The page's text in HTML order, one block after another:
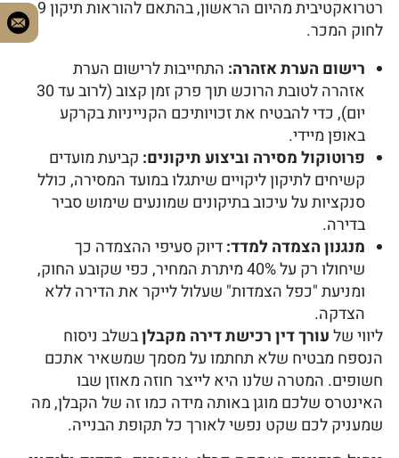
רטרואקטיבית מהיום הראשון, בהתאם להוראות תיקון 9
לחוק המכר.
רישום הערת אזהרה: התחייבות לרישום הערת
אזהרה לטובת הרוכש תוך פרק זמן קצוב (לרוב עד 30
יום), כדי להבטיח את זכויותיכם הקנייניות בקרקע
באופן מיידי.
פרוטוקול מסירה וביצוע תיקונים: קביעת מועדים
קשיחים לתיקון ליקויים שיתגלו במועד המסירה, כולל
סנקציות על עיכוב בתיקונים שמונעים שימוש סביר
בדירה.
מנגנון הצמדה למדד:דיוק סעיפי ההצמדה כך
שיחולו רק על 40% מיתרת המחיר, כפי שקובע החוק,
ומניעת "כפל הצמדות" שעלול לייקר את הדירה ללא
הצדקה.
ליווי שלעורך דין רכישת דירה מקבלןבשלב ניסוח
הנספח מבטיח שלא תחתמו על מסמך שמשאיר אתכם
חשופים. המטרה שלנו היא לייצר חוזה מאוזן שבו
האינטרס שלכם מוגן באותה מידה כמו זה של הקבלן, מה
שמעניק לכם שקט נפשי לאורך כל תקופת הבנייה.